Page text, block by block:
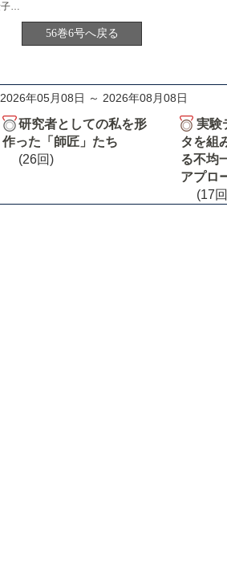
大阪大学大学院理学研究科化学専攻 量子化学研究室
56巻6号へ戻る
2026年05月08日 ～ 2026年08月08日
研究者としての私を形
作った「師匠」たち
(26回)
実験
タを組
る不均
アプロ
(17